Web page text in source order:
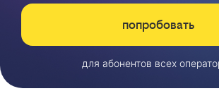
попробовать
для абонентов всех